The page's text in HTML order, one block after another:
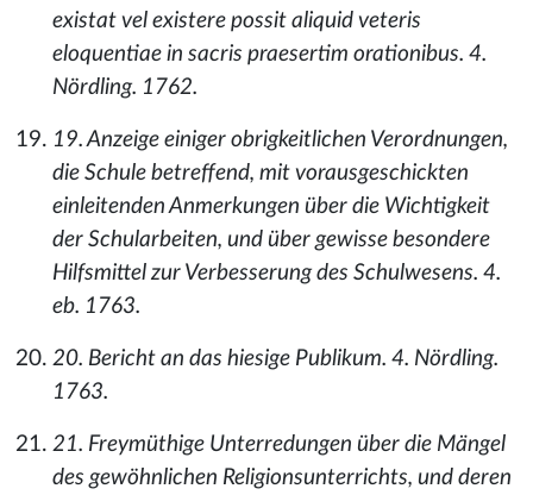
existat vel existere possit aliquid veteris
eloquentiae in sacris praesertim orationibus. 4.
Nördling. 1762.
19. Anzeige einiger obrigkeitlichen Verordnungen,
die Schule betreffend, mit vorausgeschickten
einleitenden Anmerkungen über die Wichtigkeit
der Schularbeiten, und über gewisse besondere
Hilfsmittel zur Verbesserung des Schulwesens. 4.
eb. 1763.
20. Bericht an das hiesige Publikum. 4. Nördling.
1763.
21. Freymüthige Unterredungen über die Mängel
des gewöhnlichen Religionsunterrichts, und deren